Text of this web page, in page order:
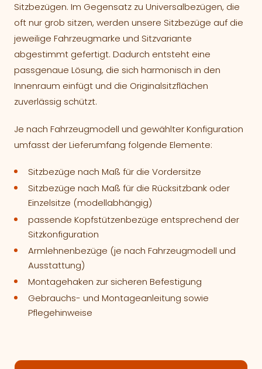
Sitzbezügen. Im Gegensatz zu Universalbezügen, die
oft nur grob sitzen, werden unsere Sitzbezüge auf die
jeweilige Fahrzeugmarke und Sitzvariante
abgestimmt gefertigt. Dadurch entsteht eine
passgenaue Lösung, die sich harmonisch in den
Innenraum einfügt und die Originalsitzflächen
zuverlässig schützt.
Je nach Fahrzeugmodell und gewählter Konfiguration
umfasst der Lieferumfang folgende Elemente:
Sitzbezüge nach Maß für die Vordersitze
Sitzbezüge nach Maß für die Rücksitzbank oder
Einzelsitze (modellabhängig)
passende Kopfstützenbezüge entsprechend der
Sitzkonfiguration
Armlehnenbezüge (je nach Fahrzeugmodell und
Ausstattung)
Montagehaken zur sicheren Befestigung
Gebrauchs- und Montageanleitung sowie
Pflegehinweise